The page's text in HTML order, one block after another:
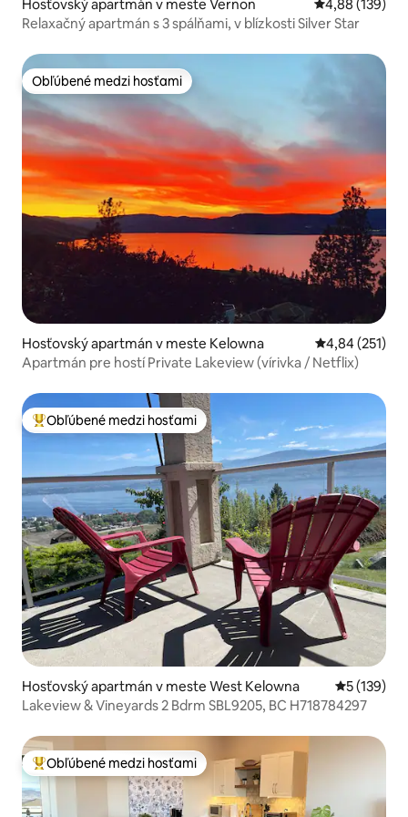
Hosťovský apartmán v meste Vernon Priemerné
4,88 (139)
Relaxačný apartmán s 3 spálňami, v blízkosti Silver Star
Obľúbené medzi hosťami
Obľúbené medzi hosťami
Hosťovský apartmán v meste Kelowna Priemerné
4,84 (251)
Apartmán pre hostí Private Lakeview (vírivka / Netflix)
Najobľúbenejšie medzi hosťami
Obľúbené medzi hosťami
Hosťovský apartmán v meste West Kelowna Priemerné
5 (139)
Lakeview & Vineyards 2 Bdrm SBL9205, BC H718784297
Najobľúbenejšie medzi hosťami
Obľúbené medzi hosťami